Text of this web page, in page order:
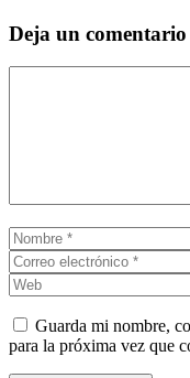
Deja un comentario
Nombre
Guarda mi nombre,
para la próxima vez que